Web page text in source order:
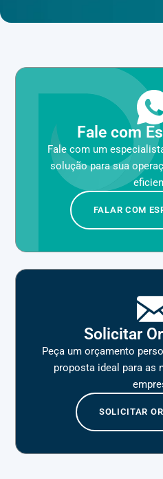
Fale com
Fale com um
solução para sua
FALAR COM
Solicitar
Peça um orçamento
proposta ideal para as
SOLICITAR